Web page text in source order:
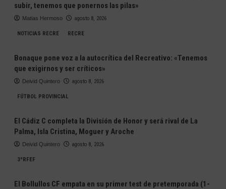
subir, tenemos que ponernos las pilas»
Matias Hermoso agosto 8, 2026
NOTICIAS RECRE RECRE
Bonaque pone voz a la autocrítica del Recreativo: «Tenemos
que exigirnos y ser críticos»
Deivid Quintero agosto 8, 2026
FÚTBOL PROVINCIAL
El Cádiz C completa la División de Honor y será rival de La
Palma, Isla Cristina, Moguer y Aroche
Deivid Quintero agosto 8, 2026
3ªRFEF
El Bollullos CF empata en su primer test de pretemporada (1-